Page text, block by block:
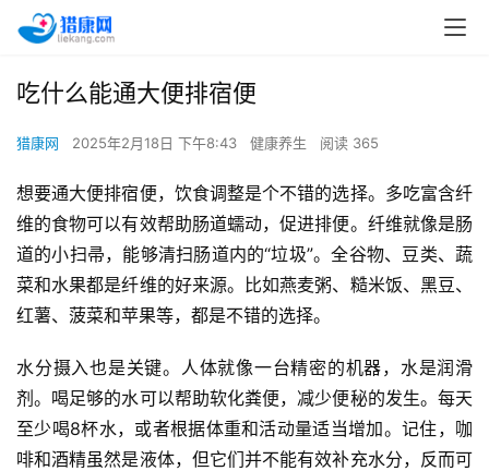
吃什么能通大便排宿便
猎康网 2025年2月18日 下午8:43 健康养生 阅读 365
想要通大便排宿便，饮食调整是个不错的选择。多吃富含纤
维的食物可以有效帮助肠道蠕动，促进排便。纤维就像是肠
道的小扫帚，能够清扫肠道内的“垃圾”。全谷物、豆类、蔬
菜和水果都是纤维的好来源。比如燕麦粥、糙米饭、黑豆、
红薯、菠菜和苹果等，都是不错的选择。
水分摄入也是关键。人体就像一台精密的机器，水是润滑
剂。喝足够的水可以帮助软化粪便，减少便秘的发生。每天
至少喝8杯水，或者根据体重和活动量适当增加。记住，咖
啡和酒精虽然是液体，但它们并不能有效补充水分，反而可